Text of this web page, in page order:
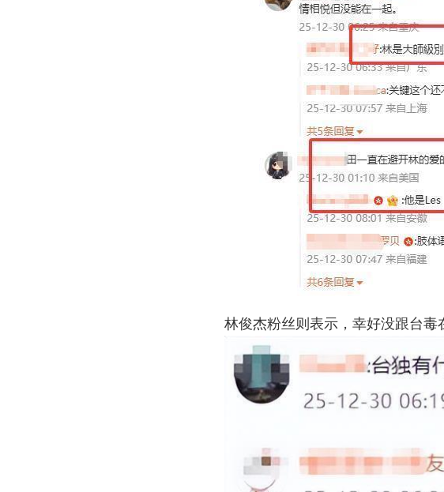
林俊杰粉丝则表示，幸好没跟台毒